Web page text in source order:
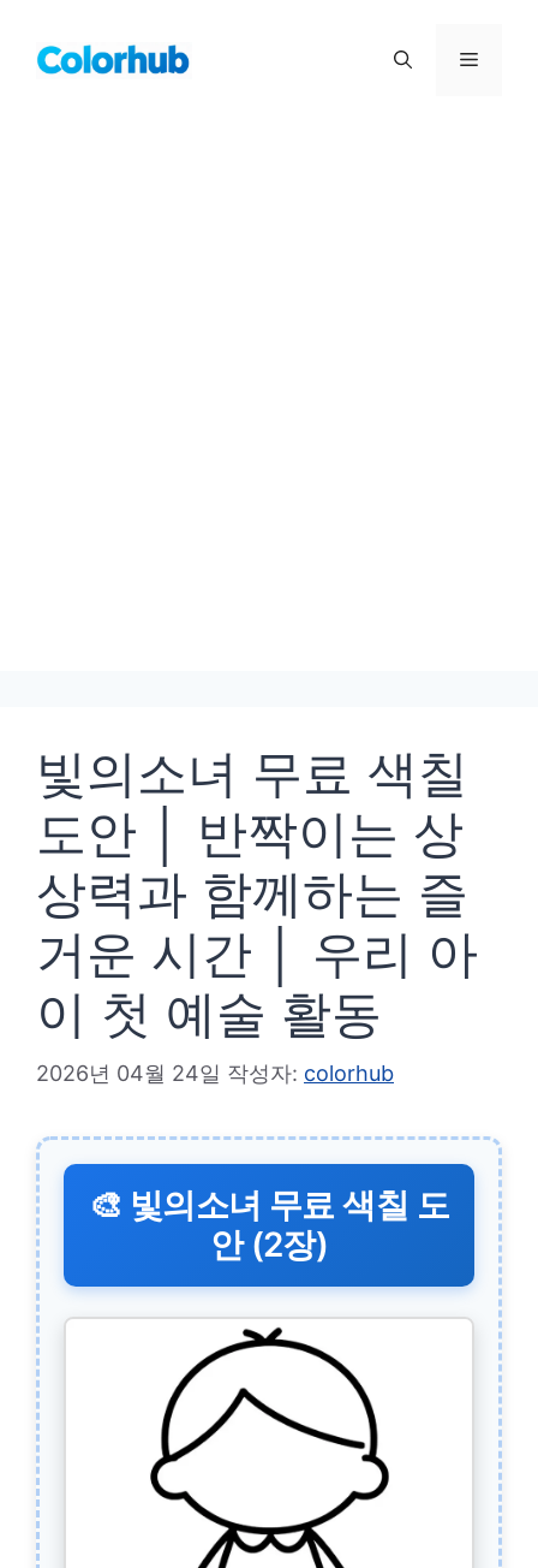
메
빛의소녀 무료 색칠
도안 │ 반짝이는 상
상력과 함께하는 즐
거운 시간 │ 우리 아
이 첫 예술 활동
2026년 04월 24일 작성자: colorhub
🎨 빛의소녀 무료 색칠 도
안 (2장)